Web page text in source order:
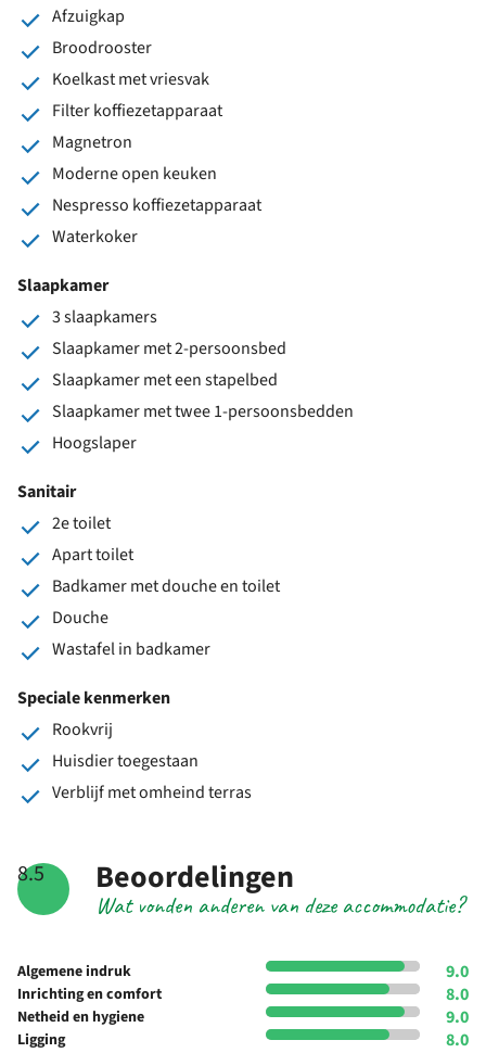
Afzuigkap
Broodrooster
Koelkast met vriesvak
Filter koffiezetapparaat
Magnetron
Moderne open keuken
Nespresso koffiezetapparaat
Waterkoker
Slaapkamer
3 slaapkamers
Slaapkamer met 2-persoonsbed
Slaapkamer met een stapelbed
Slaapkamer met twee 1-persoonsbedden
Hoogslaper
Sanitair
2e toilet
Apart toilet
Badkamer met douche en toilet
Douche
Wastafel in badkamer
Speciale kenmerken
Rookvrij
Huisdier toegestaan
Verblijf met omheind terras
8.5
Wat vonden anderen van deze accommodatie?
Beoordelingen
Algemene indruk 9.0
Inrichting en comfort 8.0
Netheid en hygiene 9.0
Ligging 8.0